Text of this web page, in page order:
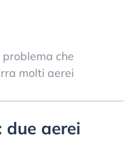
che
molti aerei
due aerei